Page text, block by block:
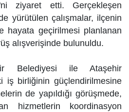
ziyaret etti. Gerçekleşen
yürütülen çalışmalar, ilçenin
hayata geçirilmesi planlanan
alışverişinde bulunuldu.
Belediyesi ile Ataşehir
iş birliğinin güçlendirilmesine
de yapıldığı görüşmede,
hizmetlerin koordinasyon